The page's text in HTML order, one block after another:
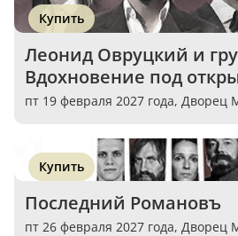
Купить
Леонид Овруцкий и
Вдохновение под
пт 19 февраля 2027 года, Дворец
Купить
Последний Романовъ
пт 26 февраля 2027 года, Дворец